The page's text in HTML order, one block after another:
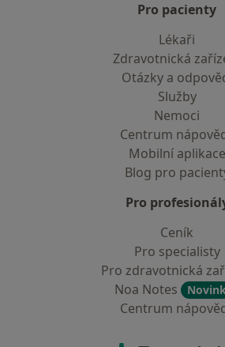
Pro pacienty
Lékaři
Zdravotnická
Otázky a
Služby
Nemoci
Centrum
Mobilní aplikace
Blog pro
Pro
Ceník
Pro specialisty
Pro zdravotnická
Noa Notes
Centrum